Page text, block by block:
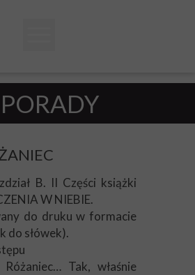
B. II Części książki
W NIEBIE.
do druku w formacie
do słówek).
Tak, właśnie